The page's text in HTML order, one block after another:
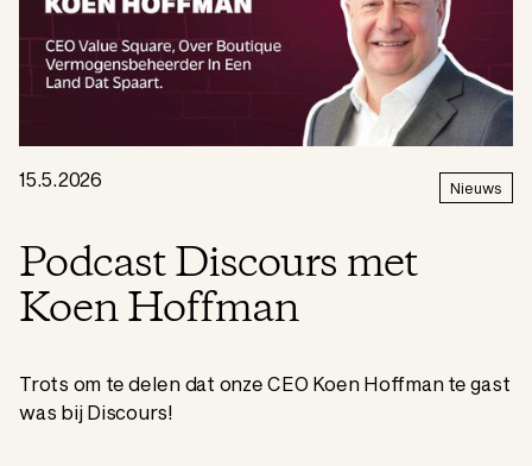
15.5.2026 Nieuws
Podcast Discours met
Koen Hoffman
Trots om te delen dat onze CEO Koen Hoffman te gast
was bij Discours!